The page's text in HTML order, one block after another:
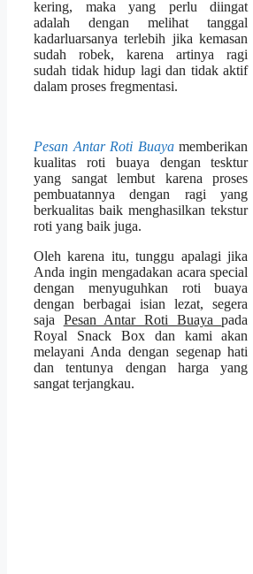
kering, maka yang perlu diingat
adalah dengan melihat tanggal
kadarluarsanya terlebih jika kemasan
sudah robek, karena artinya ragi
sudah tidak hidup lagi dan tidak aktif
dalam proses fregmentasi.
Pesan Antar Roti Buayamemberikan
kualitas roti buaya dengan tesktur
yang sangat lembut karena proses
pembuatannya dengan ragi yang
berkualitas baik menghasilkan tekstur
roti yang baik juga.
Oleh karena itu, tunggu apalagi jika
Anda ingin mengadakan acara special
dengan menyuguhkan roti buaya
dengan berbagai isian lezat, segera
saja Pesan Antar Roti Buayapada
Royal Snack Box dan kami akan
melayani Anda dengan segenap hati
dan tentunya dengan harga yang
sangat terjangkau.